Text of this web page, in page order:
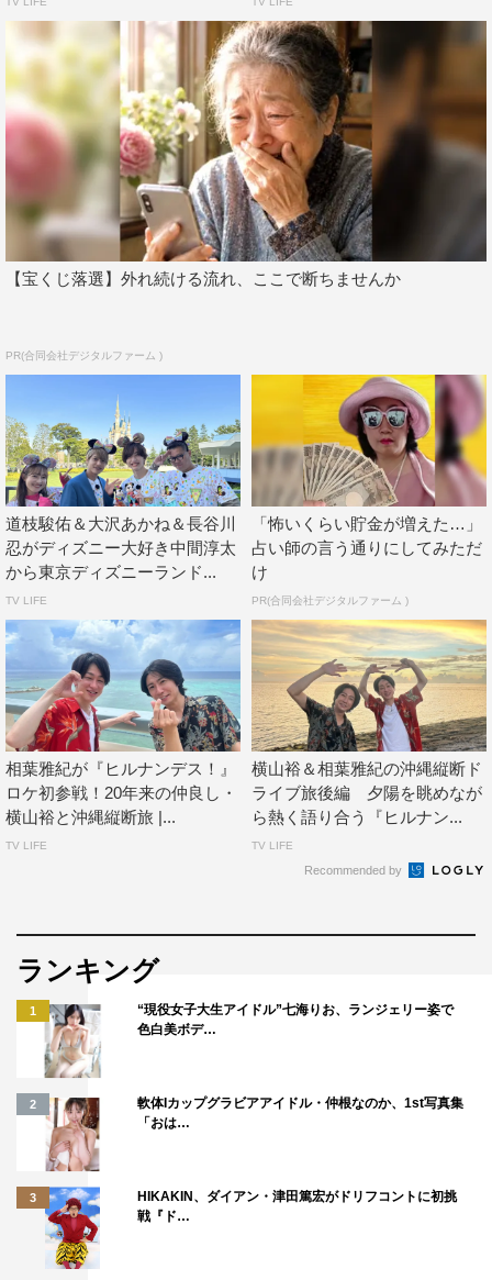
©日本テレビ
大沢あかね 横山裕
【宝くじ落選】外れ続ける流れ、ここで断ちませんか
PR(合同会社デジタルファーム )
道枝駿佑＆大沢あかね＆長谷川
忍がディズニー大好き中間淳太
から東京ディズニーランド...
TV LIFE
「怖いくらい貯金が増えた…」
占い師の言う通りにしてみただ
け
PR(合同会社デジタルファーム )
相葉雅紀が『ヒルナンデス！』
ロケ初参戦！20年来の仲良し・
横山裕と沖縄縦断旅 |...
TV LIFE
横山裕＆相葉雅紀の沖縄縦断ド
ライブ旅後編 夕陽を眺めなが
ら熱く語り合う『ヒルナン...
TV LIFE
Recommended by
ランキング
1
“現役女子大生アイドル”七海りお、ランジェリー姿で
色白美ボデ…
2
軟体Iカップグラビアアイドル・仲根なのか、1st写真集
「おは…
3
HIKAKIN、ダイアン・津田篤宏がドリフコントに初挑
戦『ド…